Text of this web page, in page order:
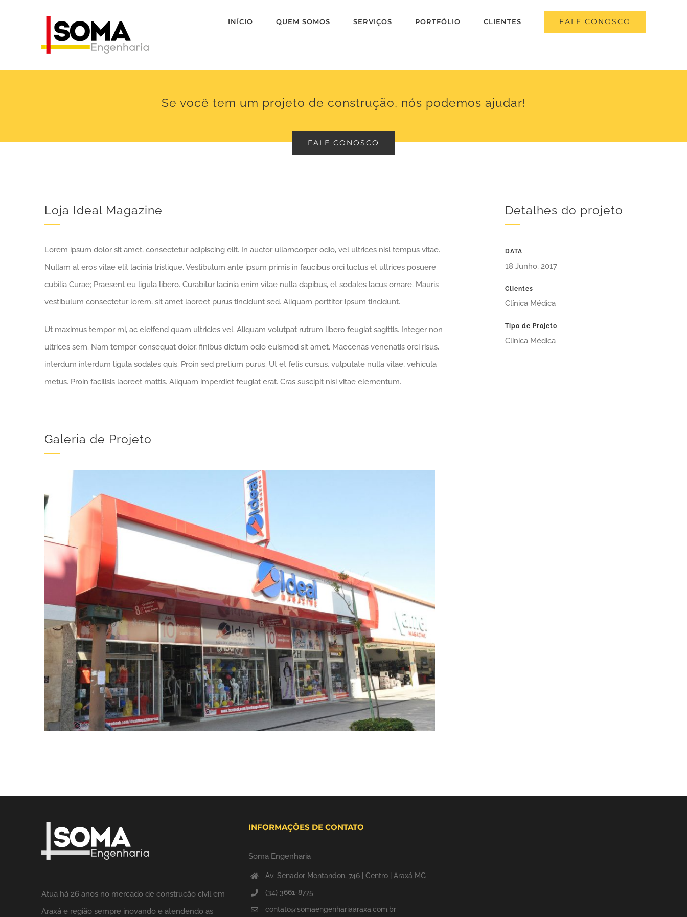
INÍCIO QUEM SOMOS SERVIÇOS PORTFÓLIO CLIENTES FALE CONOSCO
Se você tem um projeto de construção, nós podemos ajudar!
FALE CONOSCO
Loja Ideal Magazine
Lorem ipsum dolor sit amet, consectetur adipiscing elit. In auctor ullamcorper odio, vel ultrices nisl tempus vitae.
Nullam at eros vitae elit lacinia tristique. Vestibulum ante ipsum primis in faucibus orci luctus et ultrices posuere
cubilia Curae; Praesent eu ligula libero. Curabitur lacinia enim vitae nulla dapibus, et sodales lacus ornare. Mauris
vestibulum consectetur lorem, sit amet laoreet purus tincidunt sed. Aliquam porttitor ipsum tincidunt.
Ut maximus tempor mi, ac eleifend quam ultricies vel. Aliquam volutpat rutrum libero feugiat sagittis. Integer non
ultrices sem. Nam tempor consequat dolor, finibus dictum odio euismod sit amet. Maecenas venenatis orci risus,
interdum interdum ligula sodales quis. Proin sed pretium purus. Ut et felis cursus, vulputate nulla vitae, vehicula
metus. Proin facilisis laoreet mattis. Aliquam imperdiet feugiat erat. Cras suscipit nisi vitae elementum.
Detalhes do projeto
DATA
18 Junho, 2017
Clientes
Clínica Médica
Tipo de Projeto
Clínica Médica
Galeria de Projeto
Atua há 26 anos no mercado de construção civil em
Araxá e região sempre inovando e atendendo as
INFORMAÇÕES DE CONTATO
Soma Engenharia
Av. Senador Montandon, 746 | Centro | Araxá MG
(34) 3661-8775
contato@somaengenhariaaraxa.com.br